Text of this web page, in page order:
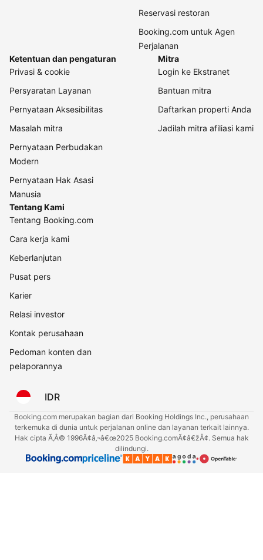
Reservasi restoran
Booking.com untuk Agen
Perjalanan
Ketentuan dan pengaturan
Privasi & cookie
Persyaratan Layanan
Pernyataan Aksesibilitas
Masalah mitra
Pernyataan Perbudakan
Modern
Pernyataan Hak Asasi
Manusia
Mitra
Login ke Ekstranet
Bantuan mitra
Daftarkan properti Anda
Jadilah mitra afiliasi kami
Tentang Kami
Tentang Booking.com
Cara kerja kami
Keberlanjutan
Pusat pers
Karier
Relasi investor
Kontak perusahaan
Pedoman konten dan
pelaporannya
IDR
Booking.com merupakan bagian dari Booking Holdings Inc., perusahaan
terkemuka di dunia untuk perjalanan online dan layanan terkait lainnya.
Hak cipta Ã‚Â© 1996Ã¢â‚¬â€œ2025 Booking.comÃ¢â€žÂ¢. Semua hak
dilindungi.